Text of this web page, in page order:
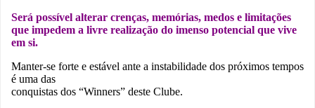
Será possível alterar crenças, memórias, medos e limitações
que impedem a livre realização do imenso potencial que vive
em si.
Manter-se forte e estável ante a instabilidade dos próximos tempos
é uma das
conquistas dos “Winners” deste Clube.